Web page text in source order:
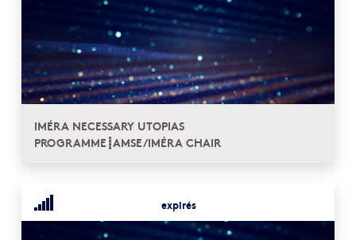
IMÉRA NECESSARY UTOPIAS
PROGRAMME┋AMSE/IMÉRA CHAIR
expirés